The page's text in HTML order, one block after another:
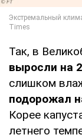
Так, в
выросли на
слишком
подорожал
Корее
летнего